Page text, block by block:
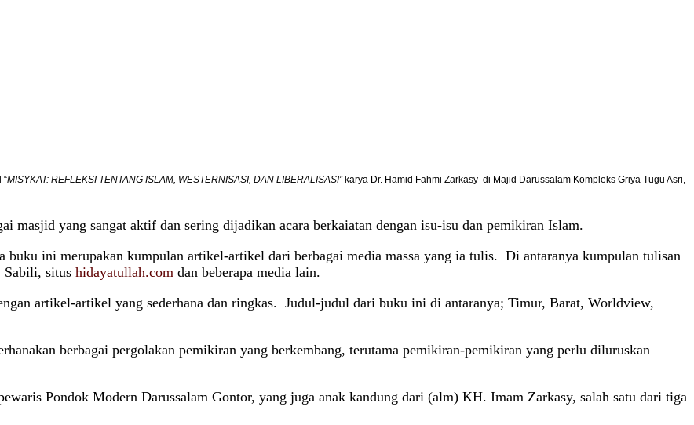
“MISYKAT: REFLEKSI TENTANG ISLAM, WESTERNISASI, DAN LIBERALISASI”karya Dr. Hamid Fahmi Zarkasy di Majid Darussalam Kompleks Griya Tugu Asri,
masjid yang sangat aktif dan sering dijadikan acara berkaiatan dengan isu-isu dan pemikiran Islam.
buku ini merupakan kumpulan artikel-artikel dari berbagai media massa yang ia tulis. Di antaranya kumpulan tulisan
situs hidayatullah.com dan beberapa media lain.
artikel-artikel yang sederhana dan ringkas. Judul-judul dari buku ini di antaranya; Timur, Barat, Worldview,
berbagai pergolakan pemikiran yang berkembang, terutama pemikiran-pemikiran yang perlu diluruskan
Pondok Modern Darussalam Gontor, yang juga anak kandung dari (alm) KH. Imam Zarkasy, salah satu dari tiga